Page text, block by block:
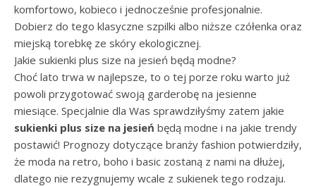
komfortowo, kobieco i jednocześnie profesjonalnie.
Dobierz do tego klasyczne szpilki albo niższe czółenka oraz
miejską torebkę ze skóry ekologicznej.
Jakie sukienki plus size na jesień będą modne?
Choć lato trwa w najlepsze, to o tej porze roku warto już
powoli przygotować swoją garderobę na jesienne
miesiące. Specjalnie dla Was sprawdziłyśmy zatem jakie
sukienki plus size na jesień będą modne i na jakie trendy
postawić! Prognozy dotyczące branży fashion potwierdziły,
że moda na retro, boho i basic zostaną z nami na dłużej,
dlatego nie rezygnujemy wcale z sukienek tego rodzaju.